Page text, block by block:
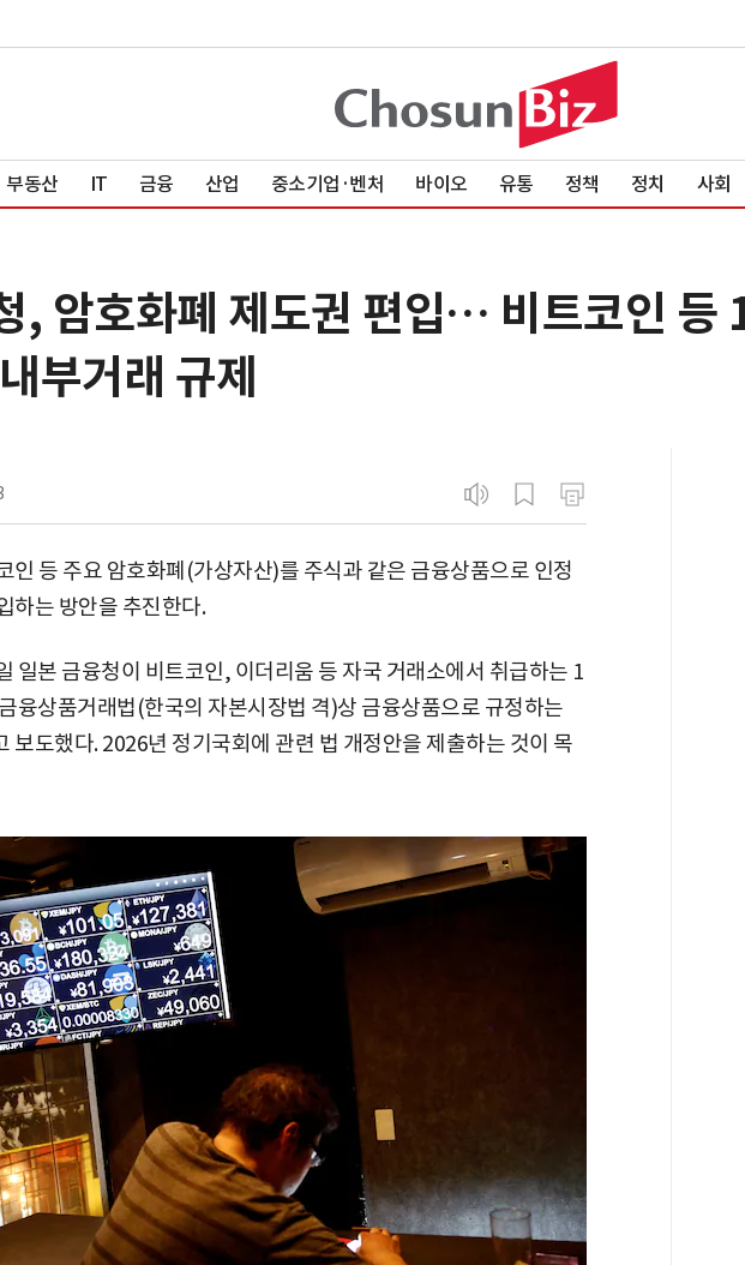
부동산 IT 금융 산업 중소기업·벤처 바이오 유통 정책 정치 사회
, 암호화폐 제도권 편입… 비트코인 등
부거래 규제
인 등 주요 암호화폐(가상자산)를 주식과 같은 금융상품으로 인정
하는 방안을 추진한다.
일본 금융청이 비트코인, 이더리움 등 자국 거래소에서 취급하는 1
융상품거래법(한국의 자본시장법 격)상 금융상품으로 규정하는
보도했다. 2026년 정기국회에 관련 법 개정안을 제출하는 것이 목